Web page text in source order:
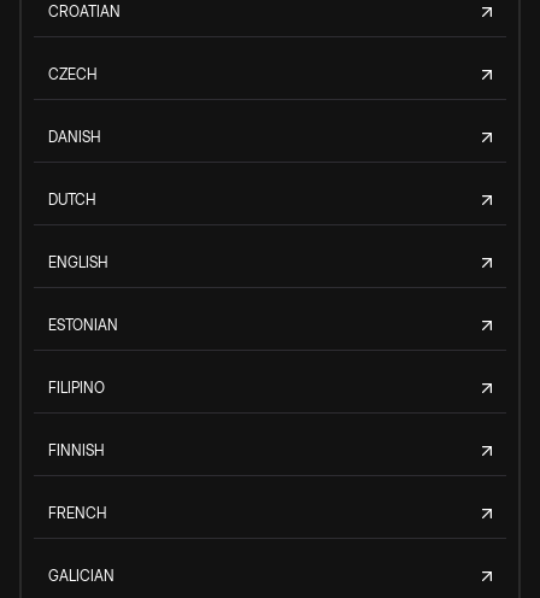
CROATIAN
CZECH
DANISH
DUTCH
ENGLISH
ESTONIAN
FILIPINO
FINNISH
FRENCH
GALICIAN